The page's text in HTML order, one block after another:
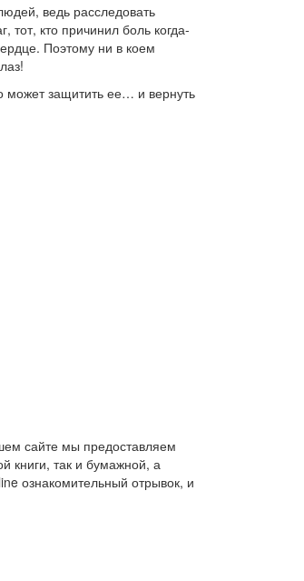
ведь расследовать
тот, кто причинил боль когда-
Поэтому ни в коем
может защитить ее… и вернуть
сайте мы предоставляем
книги, так и бумажной, а
ознакомительный отрывок, и